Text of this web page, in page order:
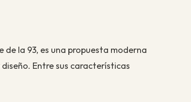
de la 93, es una propuesta moderna
Entre sus características